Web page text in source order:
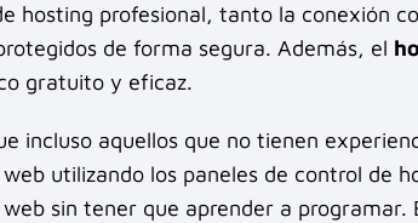
hosting profesional, tanto la conexión
de forma segura. Además, el
gratuito y eficaz.
incluso aquellos que no tienen
utilizando los paneles de control de
sin tener que aprender a programar.